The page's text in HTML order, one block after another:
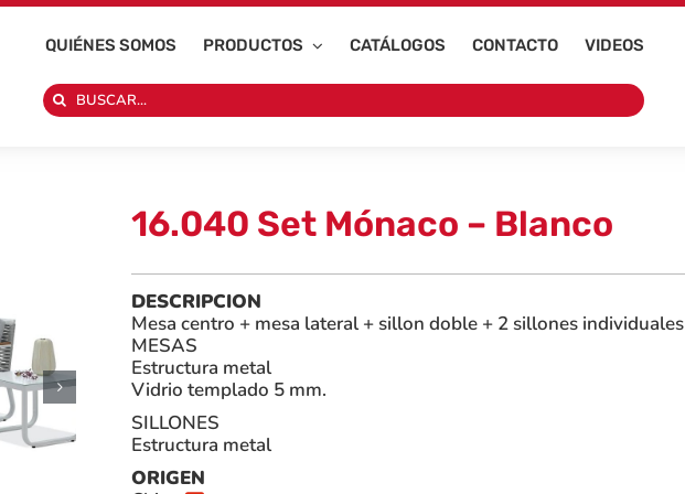
QUIÉNES SOMOS PRODUCTOS CATÁLOGOS CONTACTO VIDEOS
Search
for:
16.040 Set Mónaco – Blanco
DESCRIPCION
Mesa centro + mesa lateral + sillon doble + 2 sillones individuales
MESAS
Estructura metal
Vidrio templado 5 mm.
SILLONES
Estructura metal
ORIGEN